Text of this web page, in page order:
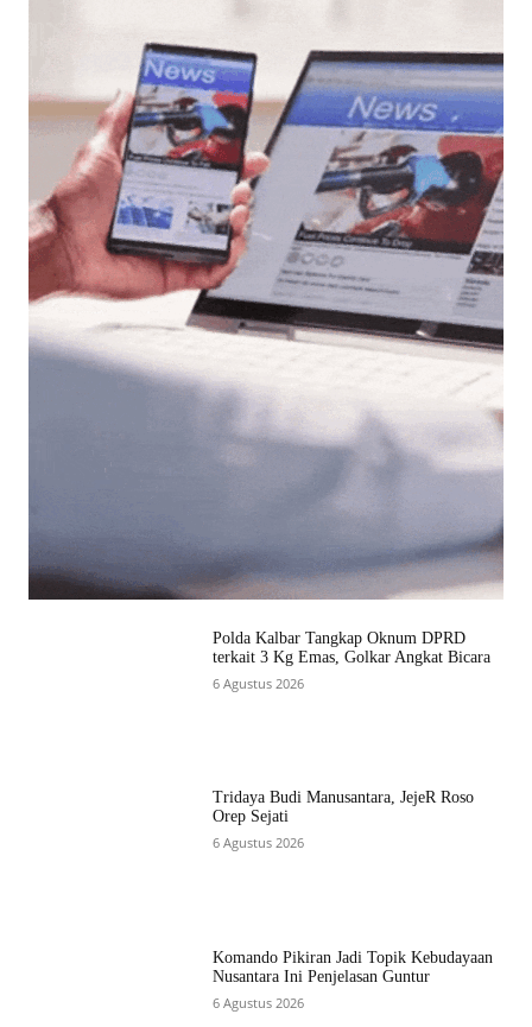
Polda Kalbar Tangkap Oknum DPRD
terkait 3 Kg Emas, Golkar Angkat Bicara
6 Agustus 2026
Tridaya Budi Manusantara, JejeR Roso
Orep Sejati
6 Agustus 2026
Komando Pikiran Jadi Topik Kebudayaan
Nusantara Ini Penjelasan Guntur
6 Agustus 2026